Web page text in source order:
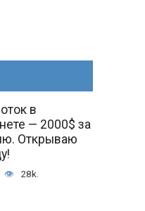
в
— 2000$ за
Открываю
28k.